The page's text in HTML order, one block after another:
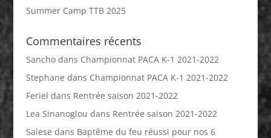
Summer Camp TTB 2025
Commentaires récents
Sanchodans Championnat PACA K-1 2021-2022
Stephane dans Championnat PACA K-1 2021-2022
Feriel dans Rentrée saison 2021-2022
Lea Sinanoglou dans Rentrée saison 2021-2022
Salese dans Baptême du feu réussi pour nos 6